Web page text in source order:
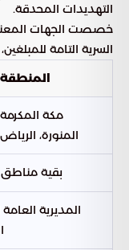
التهديدات المحدقة.
خصصت الجهات
السرية التامة
مكة
المنورة،
بقية مناطق
المديرية